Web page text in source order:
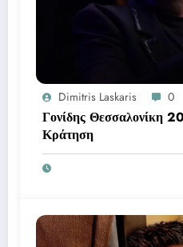
Dimitris Laskaris 0
Γονίδης Θεσσαλονίκη
Κράτηση